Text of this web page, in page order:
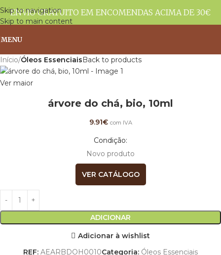
Skip to navigation
Skip to main content
ENVIO GRATUITO EM ENCOMENDAS ACIMA DE 30€
MENU
Início Óleos EssenciaisBack to products
Ver maior
árvore do chá, bio, 10ml
9.91€ com IVA
Condição:
Novo produto
VER CATÁLOGO
ADICIONAR
Adicionar à wishlist
REF: AEARBDOH0010Categoria: Óleos Essenciais